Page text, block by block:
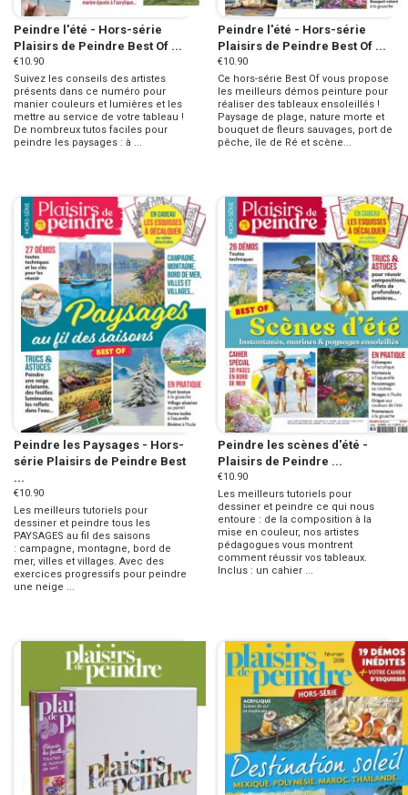
Peindre l'été - Hors-série
Plaisirs de Peindre Best Of ...
€10.90
Suivez les conseils des artistes
présents dans ce numéro pour
manier couleurs et lumières et les
mettre au service de votre tableau !
De nombreux tutos faciles pour
peindre les paysages : à ...
Peindre l'été - Hors-série
Plaisirs de Peindre Best Of ...
€10.90
Ce hors-série Best Of vous propose
les meilleurs démos peinture pour
réaliser des tableaux ensoleillés !
Paysage de plage, nature morte et
bouquet de fleurs sauvages, port de
pêche, île de Ré et scène...
Peindre les Paysages - Hors-
série Plaisirs de Peindre Best
...
€10.90
Les meilleurs tutoriels pour
dessiner et peindre tous les
PAYSAGES au fil des saisons
: campagne, montagne, bord de
mer, villes et villages. Avec des
exercices progressifs pour peindre
une neige ...
Peindre les scènes d'été -
Plaisirs de Peindre ...
€10.90
Les meilleurs tutoriels pour
dessiner et peindre ce qui nous
entoure : de la composition à la
mise en couleur, nos artistes
pédagogues vous montrent
comment réussir vos tableaux.
Inclus : un cahier ...